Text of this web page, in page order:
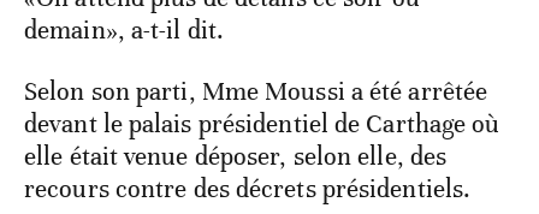
demain», a-t-il dit.
Selon son parti, Mme Moussi a été arrêtée
devant le palais présidentiel de Carthage où
elle était venue déposer, selon elle, des
recours contre des décrets présidentiels.